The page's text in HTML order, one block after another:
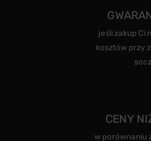
jeśli zakup Ci
kosztów przy
CENY
w porównaniu